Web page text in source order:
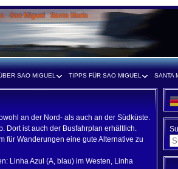
SAO MIGUEL TIPPS FÜR SAO MIGUEL SANTA
an der Nord- als auch an der Südküste.
Dort ist auch der Busfahrplan erhältlich.
für Wanderungen eine gute Alternative zu
Linha Azul (A, blau) im Westen, Linha